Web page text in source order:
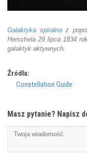
Galaktyka spiralnaz
Herschela 29 lipca 1834
galaktyk aktywnych.
Źródła:
Constellation Guide
Masz pytanie? Napisz